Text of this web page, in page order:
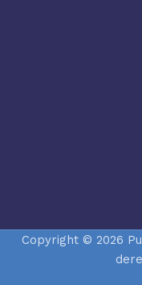
Copyright © 2026